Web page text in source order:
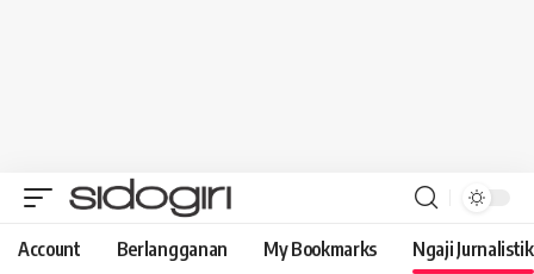
Account Berlangganan My Bookmarks Ngaji Jurnalistik